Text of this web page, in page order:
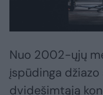
Nuo 2002-ųjų
įspūdinga
dvidešimtąją